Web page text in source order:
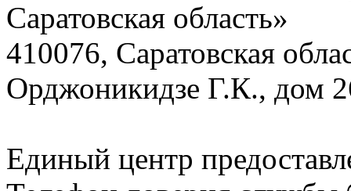
Саратовская область»
410076, Саратовская
Орджоникидзе Г.К., дом
Единый центр